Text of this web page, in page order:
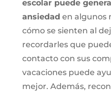
escolar puede
ansiedad en algunos
cómo se sienten al
recordarles que
contacto con sus
vacaciones puede
mejor. Además,